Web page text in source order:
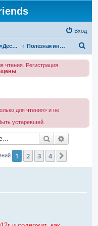
Вход
Сервер «Десперион» Полезная информация
чтения. Регистрация
для чтения» и не
устаревшей.
Поиск
1 2 3 4